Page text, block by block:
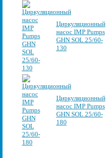
Циркуляционный
насос IMP Pumps
GHN SOL 25/60-
130
Циркуляционный
насос IMP Pumps
GHN SOL 25/60-
180